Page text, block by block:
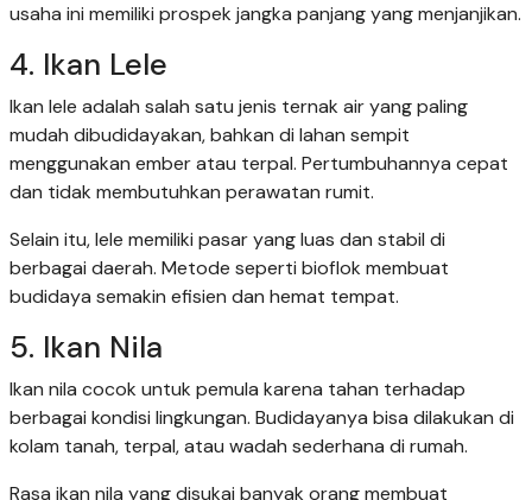
usaha ini memiliki prospek jangka panjang yang menjanjikan.
4. Ikan Lele
Ikan lele adalah salah satu jenis ternak air yang paling
mudah dibudidayakan, bahkan di lahan sempit
menggunakan ember atau terpal. Pertumbuhannya cepat
dan tidak membutuhkan perawatan rumit.
Selain itu, lele memiliki pasar yang luas dan stabil di
berbagai daerah. Metode seperti bioflok membuat
budidaya semakin efisien dan hemat tempat.
5. Ikan Nila
Ikan nila cocok untuk pemula karena tahan terhadap
berbagai kondisi lingkungan. Budidayanya bisa dilakukan di
kolam tanah, terpal, atau wadah sederhana di rumah.
Rasa ikan nila yang disukai banyak orang membuat